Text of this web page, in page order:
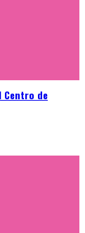
Centro de